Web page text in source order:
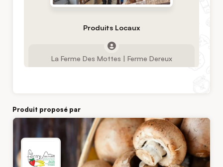
Produits Locaux
La Ferme Des Mottes | Ferme Dereux
Produit proposé par